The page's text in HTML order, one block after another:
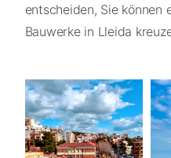
entscheiden, Sie
Bauwerke in Lleida